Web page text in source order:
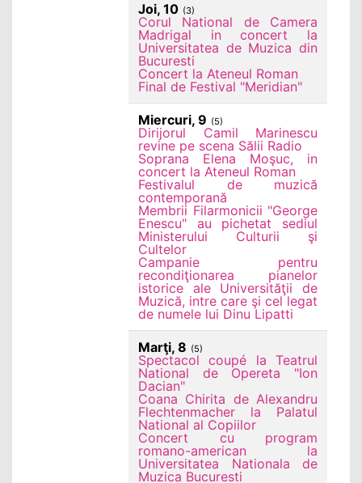
Joi, 10 (3)
Corul National de Camera
Madrigal in concert la
Universitatea de Muzica din
Bucuresti
Concert la Ateneul Roman
Final de Festival "Meridian"
Miercuri, 9 (5)
Dirijorul Camil Marinescu
revine pe scena Sălii Radio
Soprana Elena Moşuc, in
concert la Ateneul Roman
Festivalul de muzică
contemporană
Membrii Filarmonicii "George
Enescu" au pichetat sediul
Ministerului Culturii şi
Cultelor
Campanie pentru
recondiţionarea pianelor
istorice ale Universităţii de
Muzică, intre care şi cel legat
de numele lui Dinu Lipatti
Marţi, 8 (5)
Spectacol coupé la Teatrul
National de Opereta "Ion
Dacian"
Coana Chirita de Alexandru
Flechtenmacher la Palatul
National al Copiilor
Concert cu program
romano-american la
Universitatea Nationala de
Muzica Bucuresti